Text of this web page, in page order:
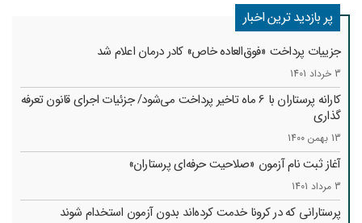
پر بازدید ترین اخبار
جزییات پرداخت «فوق‌العاده خاص» کادر درمان اعلام شد
3 خرداد 1401
کارانه‌ پرستاران با 6 ماه تاخیر پرداخت می‌شود/ جزئیات اجرای قانون تعرفه
گذاری
13 بهمن 1400
آغاز ثبت نام آزمون «صلاحیت حرفه‌ای پرستاران»
3 مرداد 1401
پرستارانی که در کرونا خدمت کرد‌ه‌اند بدون آزمون استخدام شوند